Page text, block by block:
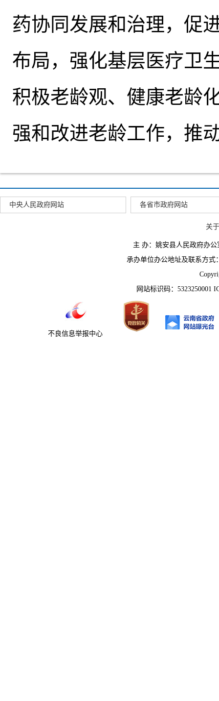
药协同发展和治理，促
布局 ， 强化基层医疗卫
积极老龄观、健康老龄
强和改进老龄工作， 推
中央人民政府网站 各省市政府网站
关
主 办：姚安县人民政府办
承办单位办公地址及联系方式
网站标识码：5323250001
不良信息举报中心